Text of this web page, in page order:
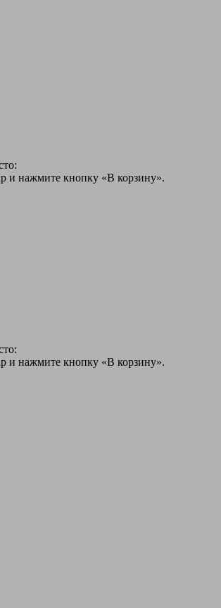
и нажмите кнопку «В корзину».
и нажмите кнопку «В корзину».